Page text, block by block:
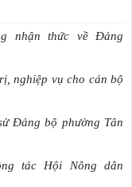
nhận thức về Đảng
nghiệp vụ cho cán bộ
Đảng bộ phường Tân
tác Hội Nông dân